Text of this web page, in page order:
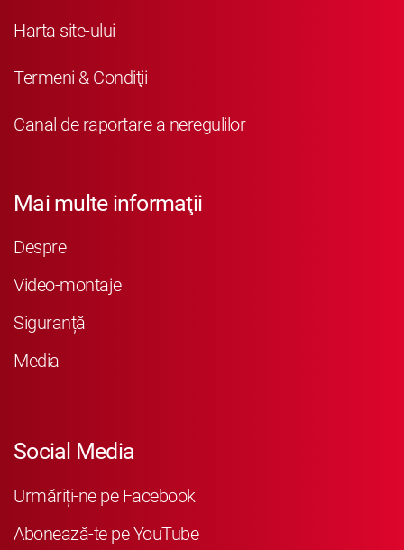
Harta site-ului
Termeni & Condiţii
Canal de raportare a neregulilor
Mai multe informaţii
Despre
Video-montaje
Siguranță
Media
Social Media
Urmăriți-ne pe Facebook
Abonează-te pe YouTube